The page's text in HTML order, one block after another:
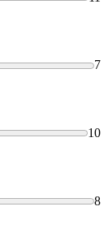
7
10
8